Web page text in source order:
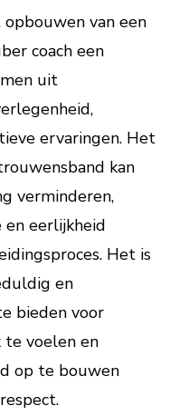
van een
coach een
uit
ervaringen. Het
kan
verminderen,
en eerlijkheid
Het is
en
bieden voor
te voelen en
op te bouwen